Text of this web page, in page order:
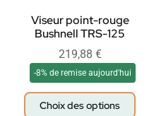
Viseur point-rouge
Bushnell TRS-125
219,88 €
-8% de remise aujourd'hui
Choix des options